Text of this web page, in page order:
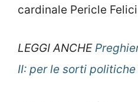
cardinale Pericle
LEGGI ANCHE
II: per le sorti politiche